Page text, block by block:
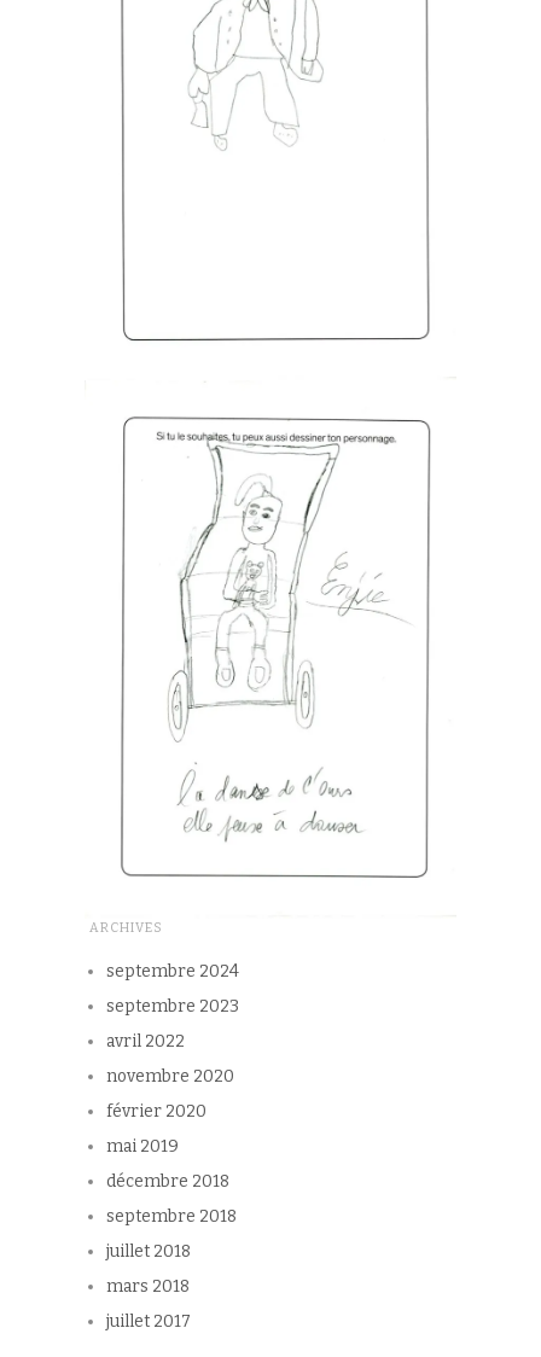
ARCHIVES
septembre 2024
septembre 2023
avril 2022
novembre 2020
février 2020
mai 2019
décembre 2018
septembre 2018
juillet 2018
mars 2018
juillet 2017